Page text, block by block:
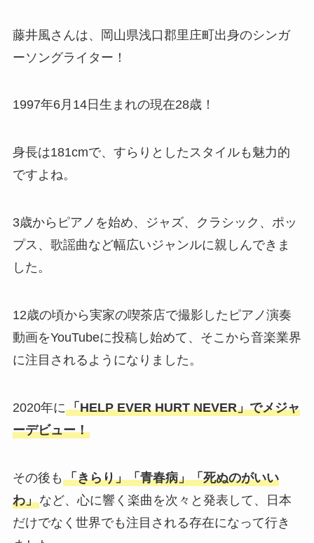
藤井風さんは、岡山県浅口郡里庄町出身のシンガ
ーソングライター！
1997年6月14日生まれの現在28歳！
身長は181cmで、すらりとしたスタイルも魅力的
ですよね。
3歳からピアノを始め、ジャズ、クラシック、ポッ
プス、歌謡曲など幅広いジャンルに親しんできま
した。
12歳の頃から実家の喫茶店で撮影したピアノ演奏
動画をYouTubeに投稿し始めて、そこから音楽業界
に注目されるようになりました。
2020年に「HELP EVER HURT NEVER」でメジャ
ーデビュー！
その後も 「きらり」「青春病」「死ぬのがいい
わ」など、心に響く楽曲を次々と発表して、日本
だけでなく世界でも注目される存在になって行き